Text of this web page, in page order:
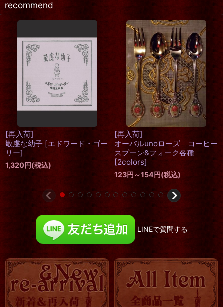
recommend
【再入荷】ゴールドレースビ
ニールプレイスマット
380円(税込)
希望小売価格
420円
[再入荷]
no.14-3 髑髏フォーク＆スプ
ーンセット [Beelzebub(ベル
ゼブブ)]
2,900円(税込)
LINEで質問する